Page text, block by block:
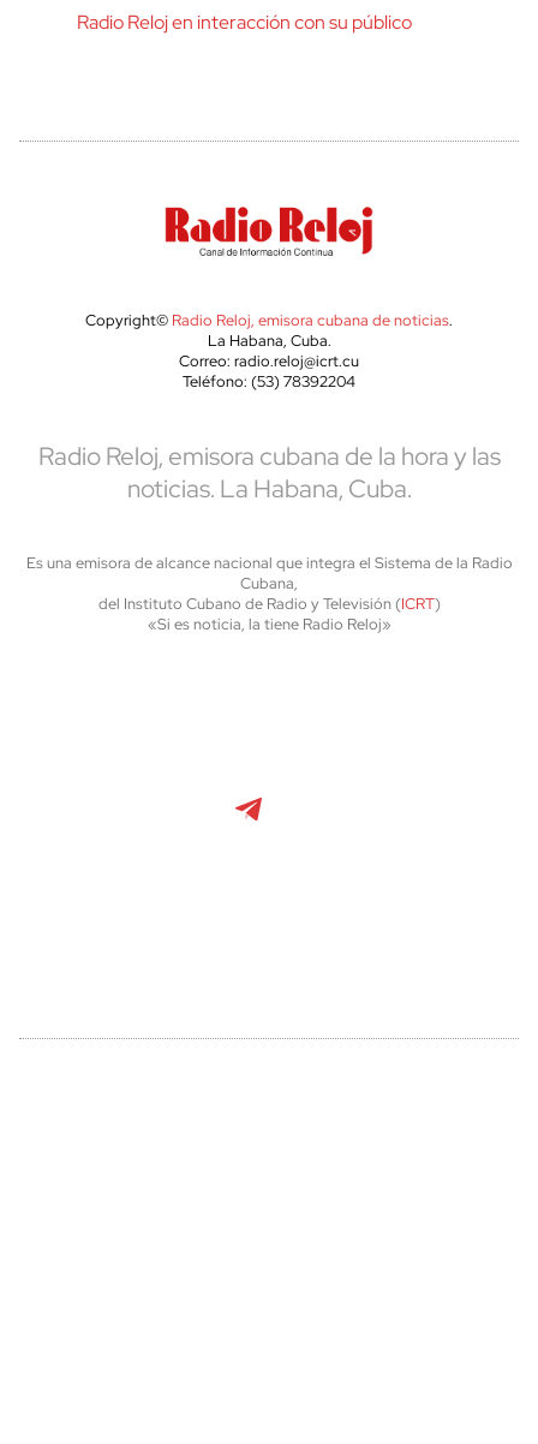
Radio Reloj en interacción con su público
Copyright© Radio Reloj, emisora cubana de noticias.
La Habana, Cuba.
Correo: radio.reloj@icrt.cu
Teléfono: (53) 78392204
Radio Reloj, emisora cubana de la hora y las
noticias. La Habana, Cuba.
Es una emisora de alcance nacional que integra el Sistema de la Radio
Cubana,
del Instituto Cubano de Radio y Televisión (ICRT)
«Si es noticia, la tiene Radio Reloj»